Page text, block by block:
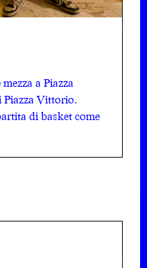
a Piazza
Vittorio.
di basket come